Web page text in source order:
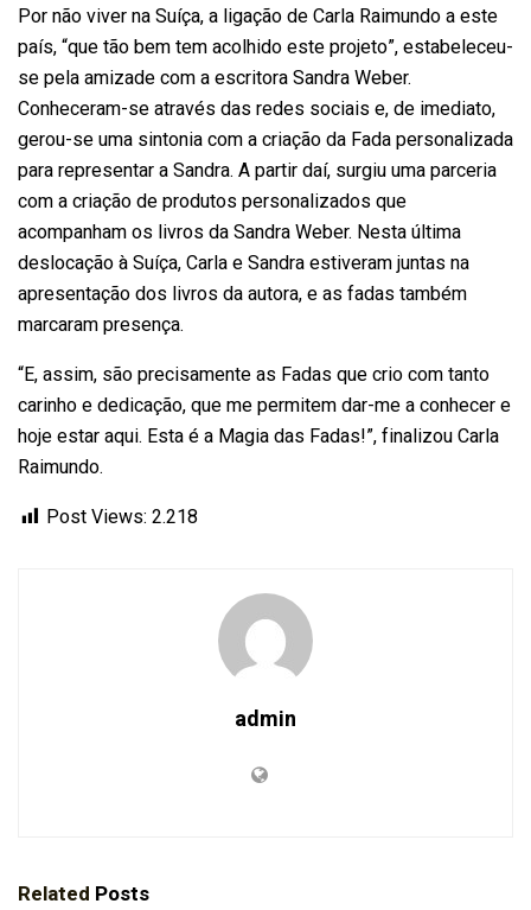
Por não viver na Suíça, a ligação de Carla Raimundo a este
país, “que tão bem tem acolhido este projeto”, estabeleceu-
se pela amizade com a escritora Sandra Weber.
Conheceram-se através das redes sociais e, de imediato,
gerou-se uma sintonia com a criação da Fada personalizada
para representar a Sandra. A partir daí, surgiu uma parceria
com a criação de produtos personalizados que
acompanham os livros da Sandra Weber. Nesta última
deslocação à Suíça, Carla e Sandra estiveram juntas na
apresentação dos livros da autora, e as fadas também
marcaram presença.
“E, assim, são precisamente as Fadas que crio com tanto
carinho e dedicação, que me permitem dar-me a conhecer e
hoje estar aqui. Esta é a Magia das Fadas!”, finalizou Carla
Raimundo.
Post Views: 2.218
admin
Related Posts